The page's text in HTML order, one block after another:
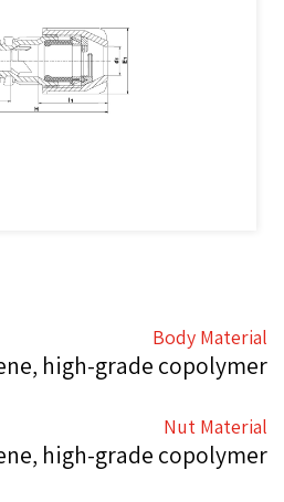
Body Material
high-grade copolymer.
Nut Material
high-grade copolymer.